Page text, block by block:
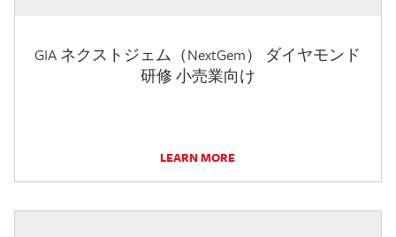
GIA ネクストジェム（NextGem） ダイヤモンド
研修 小売業向け
LEARN MORE